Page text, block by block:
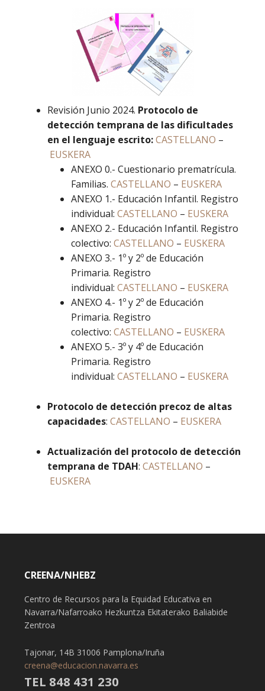
Revisión Junio 2024. Protocolo de
detección temprana de las dificultades
en el lenguaje escrito:CASTELLANO –
EUSKERA
ANEXO 0.- Cuestionario prematrícula.
Familias. CASTELLANO – EUSKERA
ANEXO 1.- Educación Infantil. Registro
individual: CASTELLANO – EUSKERA
ANEXO 2.- Educación Infantil. Registro
colectivo: CASTELLANO – EUSKERA
ANEXO 3.- 1º y 2º de Educación
Primaria. Registro
individual: CASTELLANO – EUSKERA
ANEXO 4.- 1º y 2º de Educación
Primaria. Registro
colectivo: CASTELLANO – EUSKERA
ANEXO 5.- 3º y 4º de Educación
Primaria. Registro
individual: CASTELLANO – EUSKERA
Protocolo de detección precoz de altas
capacidades: CASTELLANO – EUSKERA
Actualización del protocolo de detección
temprana de TDAH: CASTELLANO –
EUSKERA
CREENA/NHEBZ
Centro de Recursos para la Equidad Educativa en
Navarra/Nafarroako Hezkuntza Ekitaterako Baliabide
Zentroa
Tajonar, 14B 31006 Pamplona/Iruña
creena@educacion.navarra.es
TEL 848 431 230